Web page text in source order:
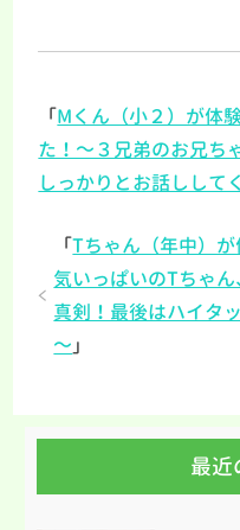
「Mくん（小２）が体
た！～３兄弟のお兄ち
しっかりとお話しして
「Tちゃん（年中）
気いっぱいのTちゃ
真剣！最後はハイタ
～ 」
最近